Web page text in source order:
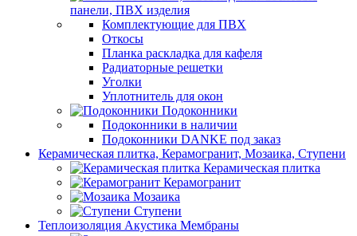
панели, ПВХ изделия
Комплектующие для ПВХ
Откосы
Планка раскладка для кафеля
Радиаторные решетки
Уголки
Уплотнитель для окон
Подоконники
Подоконники в наличии
Подоконники DANKE под заказ
Керамическая плитка, Керамогранит, Мозаика, Ступени
Керамическая плитка
Керамогранит
Мозаика
Ступени
Теплоизоляция Акустика Мембраны